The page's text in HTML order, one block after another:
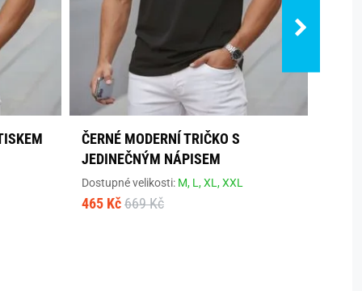
ČERNÉ MODERNÍ TRIČKO S
JEDINEČNÝM NÁPISEM
Dostupné velikosti: M, L,XL,XXL
465 Kč 669 Kč